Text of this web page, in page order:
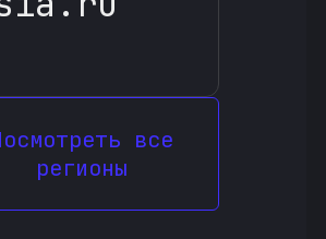
все
регионы